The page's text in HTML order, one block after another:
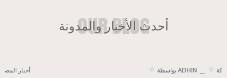
أحدث الأخبار والمدونة